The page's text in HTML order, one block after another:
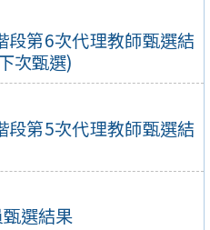
第6次代理教師甄選結
次甄選)
第5次代理教師甄選結
選結果